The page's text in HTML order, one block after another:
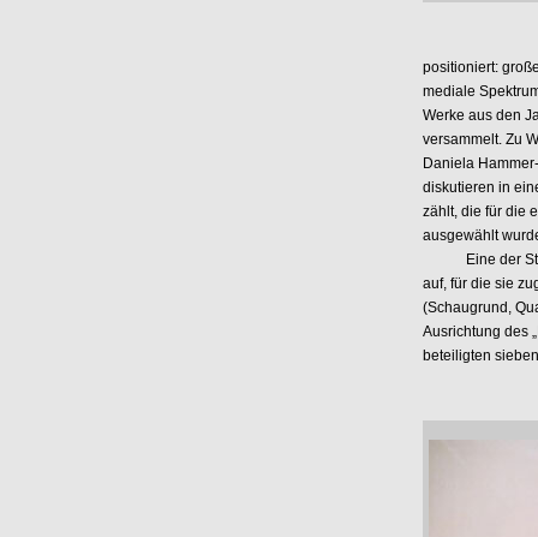
positioniert:
mediale
Werke aus den
versammelt. Zu
Daniela
diskutieren in
zählt, die für die
ausgewählt
Eine der
auf, für die sie
(Schaugrund,
Ausrichtung des
beteiligten